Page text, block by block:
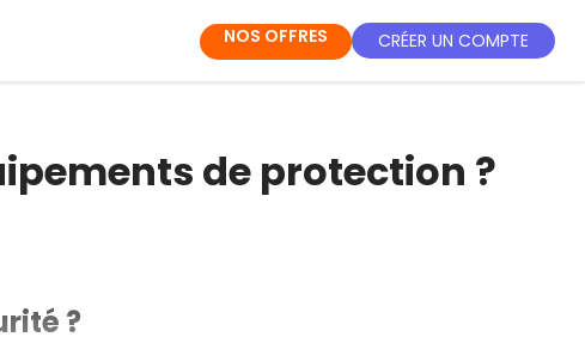
NOS OFFRES CRÉER UN COMPTE
de protection ?
?